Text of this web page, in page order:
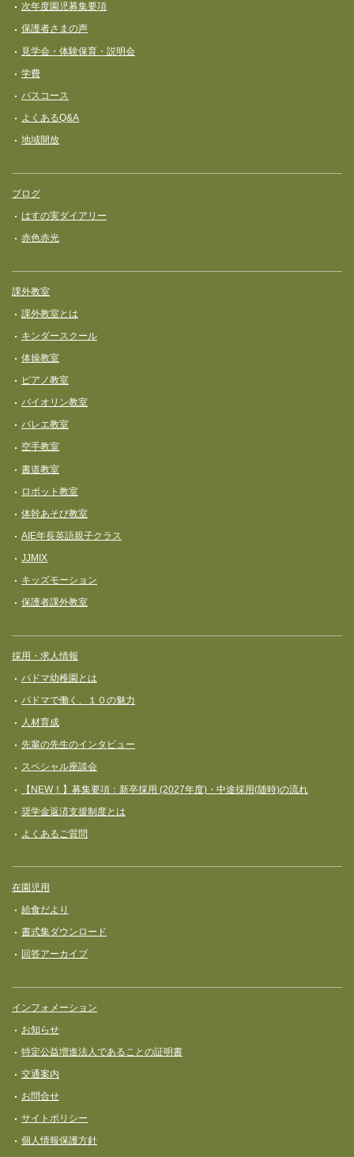
次年度園児募集要項
保護者さまの声
見学会・体験保育・説明会
学費
バスコース
よくあるQ&A
地域開放
ブログ
はすの実ダイアリー
赤色赤光
課外教室
課外教室とは
キンダースクール
体操教室
ピアノ教室
バイオリン教室
バレエ教室
空手教室
書道教室
ロボット教室
体幹あそび教室
AIE年長英語親子クラス
JJMIX
キッズモーション
保護者課外教室
採用・求人情報
パドマ幼稚園とは
パドマで働く、１０の魅力
人材育成
先輩の先生のインタビュー
スペシャル座談会
【NEW！】募集要項：新卒採用 (2027年度)・中途採用(随時)の流れ
奨学⾦返済⽀援制度とは
よくあるご質問
在園児用
給食だより
書式集ダウンロード
回答アーカイブ
インフォメーション
お知らせ
特定公益増進法人であることの証明書
交通案内
お問合せ
サイトポリシー
個人情報保護方針